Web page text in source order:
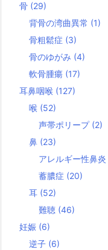
骨 (29)
背骨の湾曲異常 (1)
骨粗鬆症 (3)
骨のゆがみ (4)
軟骨腫瘍 (17)
耳鼻咽喉 (127)
喉 (52)
声帯ポリープ (2)
鼻 (23)
アレルギー性鼻炎
蓄膿症 (20)
耳 (52)
難聴 (46)
妊娠 (6)
逆子 (6)